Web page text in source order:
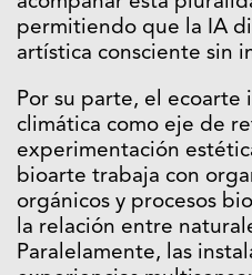
permitiendo que la IA
artística consciente sin
Por su parte, el ecoarte
climática como eje de
experimentación
bioarte trabaja con
orgánicos y procesos
la relación entre
Paralelamente, las